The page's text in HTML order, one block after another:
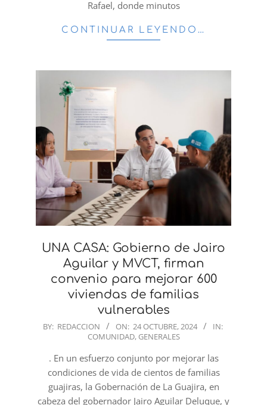
Rafael, donde minutos
CONTINUAR LEYENDO…
UNA CASA: Gobierno de Jairo
Aguilar y MVCT, firman
convenio para mejorar 600
viviendas de familias
vulnerables
2024-
BY: REDACCION ON: 24 OCTUBRE, 2024
IN:
COMUNIDAD, GENERALES
. En un esfuerzo conjunto por mejorar las
condiciones de vida de cientos de familias
guajiras, la Gobernación de La Guajira, en
cabeza del gobernador Jairo Aguilar Deluque, y